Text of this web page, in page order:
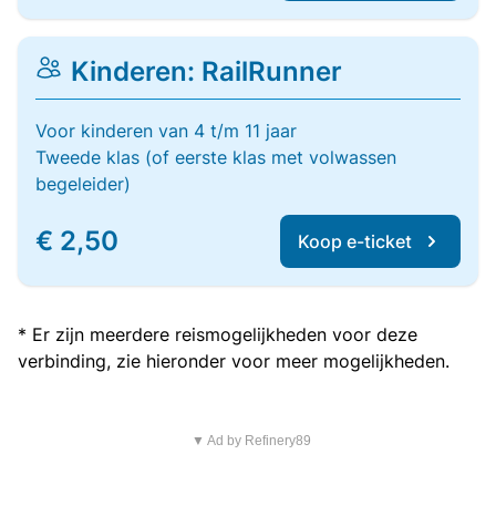
Kinderen: RailRunner
Voor kinderen van 4 t/m 11 jaar
Tweede klas (of eerste klas met volwassen
begeleider)
€ 2,50 Koop e-ticket
* Er zijn meerdere reismogelijkheden voor deze
verbinding, zie hieronder voor meer mogelijkheden.
▼ Ad by Refinery89